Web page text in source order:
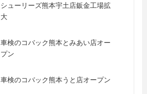
シューリーズ熊本宇土店鈑金工場拡
大
車検のコバック熊本とみあい店オー
プン
車検のコバック熊本うと店オープン